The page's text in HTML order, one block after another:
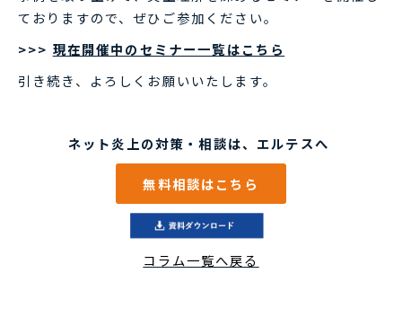
ておりますので、ぜひご参加ください。
>>> 現在開催中のセミナー一覧はこちら
引き続き、よろしくお願いいたします。
ネット炎上の対策・相談は、エルテスへ
無料相談はこちら
コラム一覧へ戻る